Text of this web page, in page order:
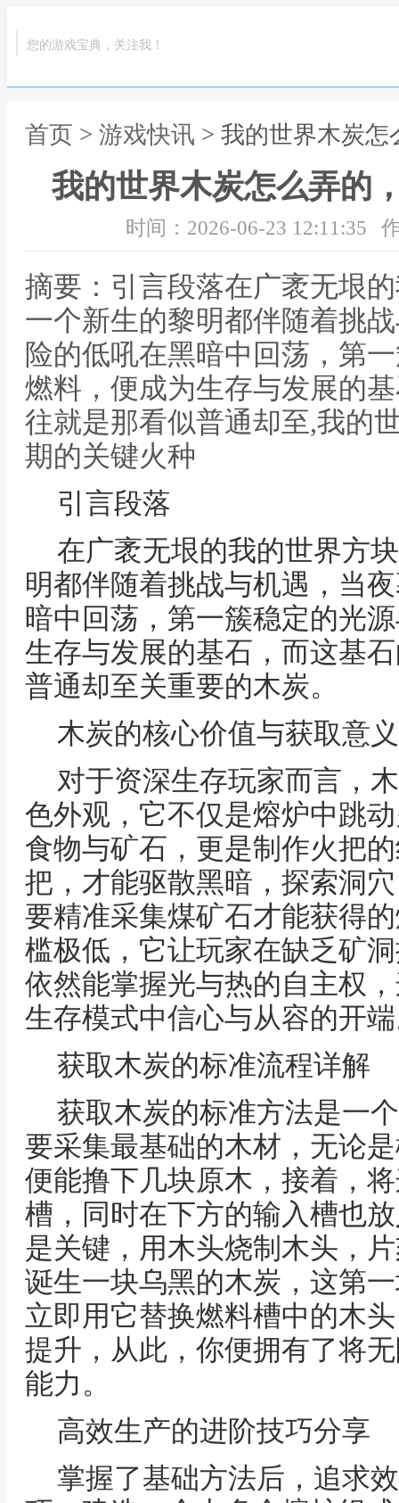
您的游戏宝典，关注我！
首页 > 游戏快讯 > 我的世界木炭
我的世界木炭怎么弄的
时间：2026-06-23 12:11:35
摘要：引言段落在广袤无垠
一个新生的黎明都伴随着挑
险的低吼在黑暗中回荡，第
燃料，便成为生存与发展的
往就是那看似普通却至,我的
期的关键火种
引言段落
在广袤无垠的我的世界方
明都伴随着挑战与机遇，当
暗中回荡，第一簇稳定的光
生存与发展的基石，而这基
普通却至关重要的木炭。
木炭的核心价值与获取意义
对于资深生存玩家而言，
色外观，它不仅是熔炉中跳
食物与矿石，更是制作火把
把，才能驱散黑暗，探索洞
要精准采集煤矿石才能获得
槛极低，它让玩家在缺乏矿
依然能掌握光与热的自主权
生存模式中信心与从容的开
获取木炭的标准流程详解
获取木炭的标准方法是一
要采集最基础的木材，无论
便能撸下几块原木，接着，
槽，同时在下方的输入槽也
是关键，用木头烧制木头，
诞生一块乌黑的木炭，这第
立即用它替换燃料槽中的木
提升，从此，你便拥有了将
能力。
高效生产的进阶技巧分享
掌握了基础方法后，追求